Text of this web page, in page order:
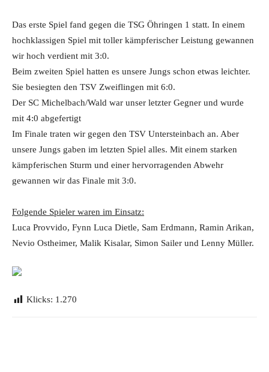
Das erste Spiel fand gegen die TSG Öhringen 1 statt. In einem
hochklassigen Spiel mit toller kämpferischer Leistung gewannen
wir hoch verdient mit 3:0.
Beim zweiten Spiel hatten es unsere Jungs schon etwas leichter.
Sie besiegten den TSV Zweiflingen mit 6:0.
Der SC Michelbach/Wald war unser letzter Gegner und wurde
mit 4:0 abgefertigt
Im Finale traten wir gegen den TSV Untersteinbach an. Aber
unsere Jungs gaben im letzten Spiel alles. Mit einem starken
kämpferischen Sturm und einer hervorragenden Abwehr
gewannen wir das Finale mit 3:0.
Folgende Spieler waren im Einsatz:
Luca Provvido, Fynn Luca Dietle, Sam Erdmann, Ramin Arikan,
Nevio Ostheimer, Malik Kisalar, Simon Sailer und Lenny Müller.
Klicks: 1.270